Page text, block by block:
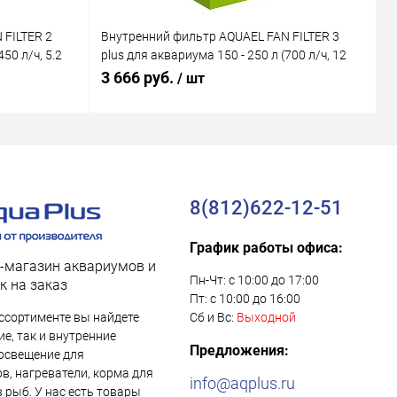
2
л/ч, 5.2
Внутренний фильтр AQUAEL FAN FILTER 3
plus для аквариума 150 - 250 л (700 л/ч, 12
Вт)
3 666 руб. / шт
магазин аквариумов и
на заказ
вы найдете
так и внутренние
для
нагреватели, корма для
рыб. У нас есть товары
8(812)622-12-51
График работы офиса:
Пн-Чт: с 10:00 до 17:00
Пт: с 10:00 до 16:00
Сб и Вс: Выходной
Предложения:
info@aqplus.ru